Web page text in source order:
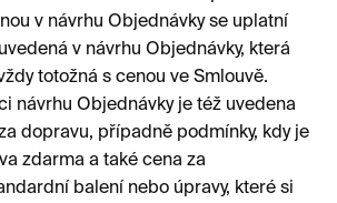
v návrhu Objednávky se uplatní
v návrhu Objednávky, která
totožná s cenou ve Smlouvě.
návrhu Objednávky je též uvedena
dopravu, případně podmínky, kdy je
zdarma a také cena za
balení nebo úpravy, které si